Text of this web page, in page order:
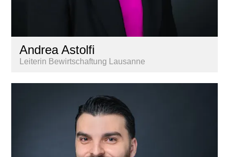
Andrea Astolfi
Leiterin Bewirtschaftung Lausanne